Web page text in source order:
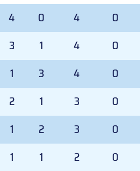
PTS +/-
4 0 4 0
3 1 4 0
1 3 4 0
2 1 3 0
1 2 3 0
1 1 2 0